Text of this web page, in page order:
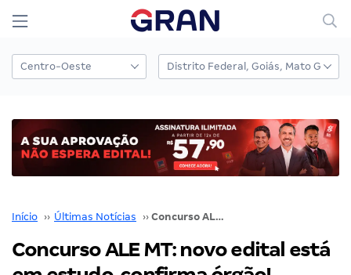
Início ›› Últimas Notícias ›› Concurso ALE MT: novo edital está em estudo, confirma órgão!
Concurso ALE MT: novo edital está